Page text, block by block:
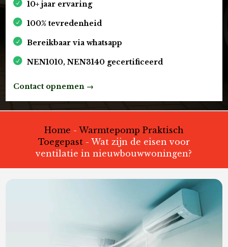
10+ jaar ervaring
100% tevredenheid
Bereikbaar via whatsapp
NEN1010, NEN3140 gecertificeerd
Contact opnemen →
Home - Warmtepomp Praktisch
Toegepast- Wat zijn de eisen voor
ventilatie in nieuwbouwwoningen?